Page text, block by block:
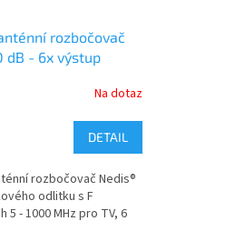
rozbočovač
dB - 6x výstup
Na dotaz
DETAIL
rozbočovač Nedis®
odlitku s F
5 - 1000 MHz pro TV, 6